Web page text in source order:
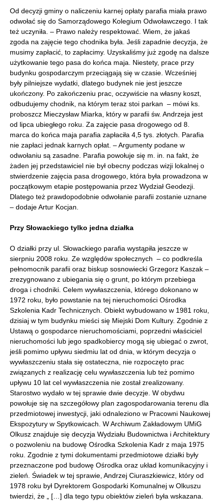
Od decyzji gminy o naliczeniu karnej opłaty parafia miała prawo
odwołać się do Samorządowego Kolegium Odwoławczego. I tak
też uczyniła. – Prawo należy respektować. Wiem, że jakaś
zgoda na zajęcie tego chodnika była. Jeśli zapadnie decyzja, że
musimy zapłacić, to zapłacimy. Uzyskaliśmy już zgodę na dalsze
użytkowanie tego pasa do końca maja. Niestety, prace przy
budynku gospodarczym przeciągają się w czasie. Wcześniej
były pilniejsze wydatki, dlatego budynek nie jest jeszcze
ukończony. Po zakończeniu prac, oczywiście na własny koszt,
odbudujemy chodnik, na którym teraz stoi parkan – mówi ks.
proboszcz Mieczysław Miarka, który w parafii św. Andrzeja jest
od lipca ubiegłego roku. Za zajęcie pasa drogowego od 8.
marca do końca maja parafia zapłaciła 4,5 tys. złotych. Parafia
nie zapłaci jednak karnych opłat. – Argumenty podane w
odwołaniu są zasadne. Parafia powołuje się m. in. na fakt, że
żaden jej przedstawiciel nie był obecny podczas wizji lokalnej o
stwierdzenie zajęcia pasa drogowego, która była prowadzona w
początkowym etapie postępowania przez Wydział Geodezji.
Dlatego też prawdopodobnie odwołanie parafii zostanie uznane
– dodaje Artur Kocjan.
Przy Słowackiego tylko jedna działka
O działki przy ul. Słowackiego parafia wystąpiła jeszcze w
sierpniu 2008 roku. Ze względów społecznych – co podkreśla
pełnomocnik parafii oraz biskup sosnowiecki Grzegorz Kaszak –
zrezygnowano z ubiegania się o grunt, po którym przebiega
droga i chodniki. Celem wywłaszczenia, którego dokonano w
1972 roku, było powstanie na tej nieruchomości Ośrodka
Szkolenia Kadr Technicznych. Obiekt wybudowano w 1981 roku,
dzisiaj w tym budynku mieści się Miejski Dom Kultury. Zgodnie z
Ustawą o gospodarce nieruchomościami, poprzedni właściciel
nieruchomości lub jego spadkobiercy mogą się ubiegać o zwrot,
jeśli pomimo upływu siedmiu lat od dnia, w którym decyzja o
wywłaszczeniu stała się ostateczna, nie rozpoczęto prac
związanych z realizację celu wywłaszczenia lub też pomimo
upływu 10 lat cel wywłaszczenia nie został zrealizowany.
Starostwo wydało w tej sprawie dwie decyzje. W obydwu
powołuje się na szczegółowy plan zagospodarowania terenu dla
przedmiotowej inwestycji, jaki odnaleziono w Pracowni Naukowej
Ekspozytury w Spytkowicach. W Archiwum Zakładowym UMiG
Olkusz znajduje się decyzja Wydziału Budownictwa i Architektury
o pozwoleniu na budowę Ośrodka Szkolenia Kadr z maja 1975
roku. Zgodnie z tymi dokumentami przedmiotowe działki były
przeznaczone pod budowę Ośrodka oraz układ komunikacyjny i
zieleń. Świadek w tej sprawie, Andrzej Ciuraszkiewicz, który od
1978 roku był Dyrektorem Gospodarki Komunalnej w Olkuszu
twierdzi, że „ […] dla tego typu obiektów zieleń była wskazana.